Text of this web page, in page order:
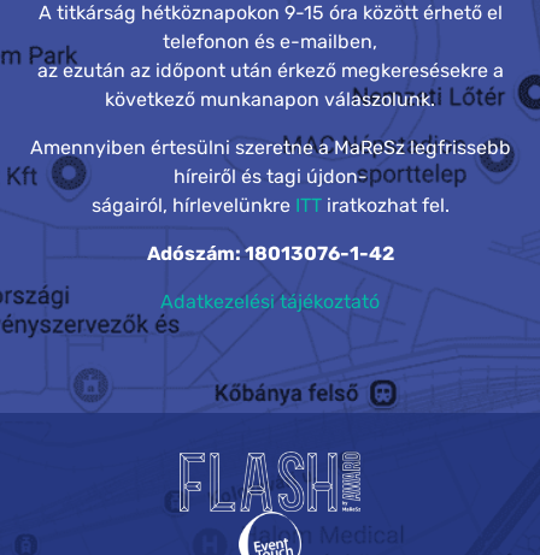
A titkárság hétköznapokon 9-15 óra között érhető el
telefonon és e-mailben,
az ezután az időpont után érkező megkeresésekre a
következő munkanapon válaszolunk.
Amennyiben értesülni szeretne a MaReSz legfrissebb
híreiről és tagi újdon-
ságairól, hírlevelünkre ITTiratkozhat fel.
Adószám: 18013076-1-42
Adatkezelési tájékoztató